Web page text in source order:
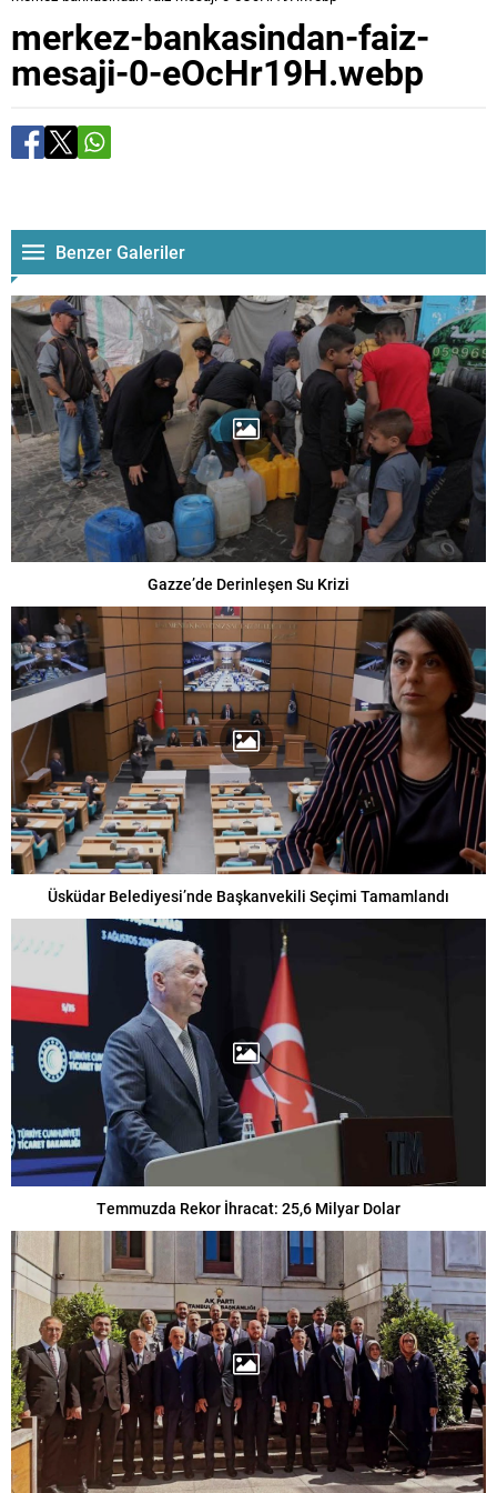
merkez-bankasindan-faiz-
mesaji-0-eOcHr19H.webp
Benzer Galeriler
Gazze’de Derinleşen Su Krizi
Üsküdar Belediyesi’nde Başkanvekili Seçimi Tamamlandı
Temmuzda Rekor İhracat: 25,6 Milyar Dolar